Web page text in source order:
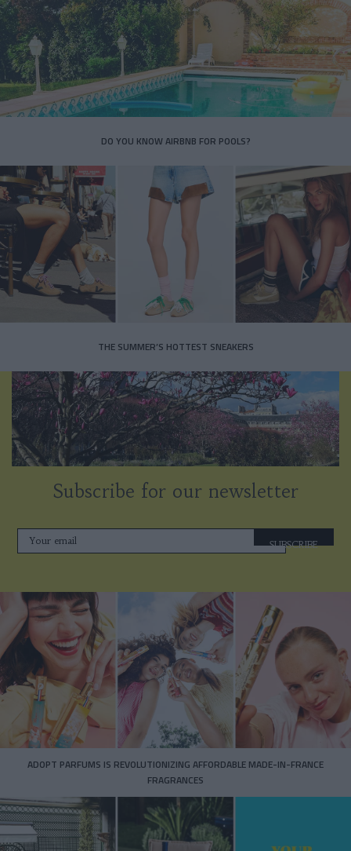
DO YOU KNOW AIRBNB FOR POOLS?
THE SUMMER’S HOTTEST SNEAKERS
Subscribe for our newsletter
SUBSCRIBE
ADOPT PARFUMS IS REVOLUTIONIZING AFFORDABLE MADE-IN-FRANCE
FRAGRANCES